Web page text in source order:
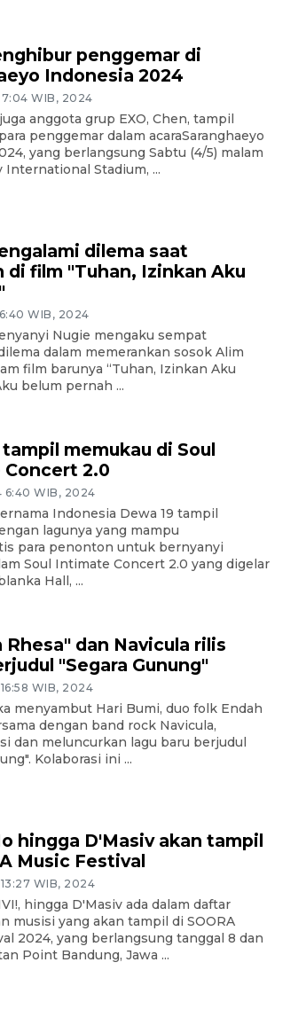
penggemar di
Indonesia 2024
WIB, 2024
anggota grup EXO, Chen, tampil
penggemar dalam acaraSaranghaeyo
yang berlangsung Sabtu (4/5) malam
International Stadium, ...
dilema saat
di film "Tuhan, Izinkan Aku
WIB, 2024
Nugie mengaku sempat
dalam memerankan sosok Alim
film barunya “Tuhan, Izinkan Aku
belum pernah ...
tampil memukau di Soul
2.0
6:40 WIB, 2024
Indonesia Dewa 19 tampil
lagunya yang mampu
para penonton untuk bernyanyi
Soul Intimate Concert 2.0 yang digelar
Hall, ...
Rhesa" dan Navicula rilis
"Segara Gunung"
WIB, 2024
menyambut Hari Bumi, duo folk Endah
dengan band rock Navicula,
dan meluncurkan lagu baru berjudul
Kolaborasi ini ...
hingga D'Masiv akan tampil
Music Festival
WIB, 2024
hingga D'Masiv ada dalam daftar
musisi yang akan tampil di SOORA
2024, yang berlangsung tanggal 8 dan
Point Bandung, Jawa ...